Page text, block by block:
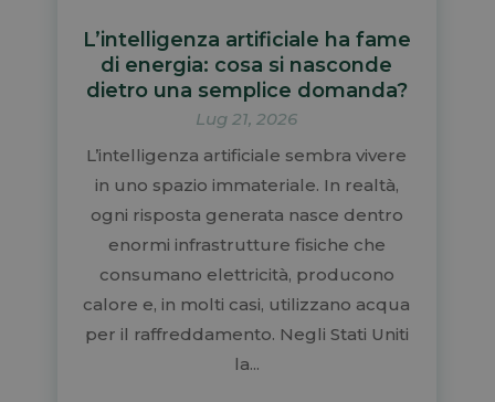
L’intelligenza artificiale ha fame
di energia: cosa si nasconde
dietro una semplice domanda?
Lug 21, 2026
L’intelligenza artificiale sembra vivere
in uno spazio immateriale. In realtà,
ogni risposta generata nasce dentro
enormi infrastrutture fisiche che
consumano elettricità, producono
calore e, in molti casi, utilizzano acqua
per il raffreddamento. Negli Stati Uniti
la...